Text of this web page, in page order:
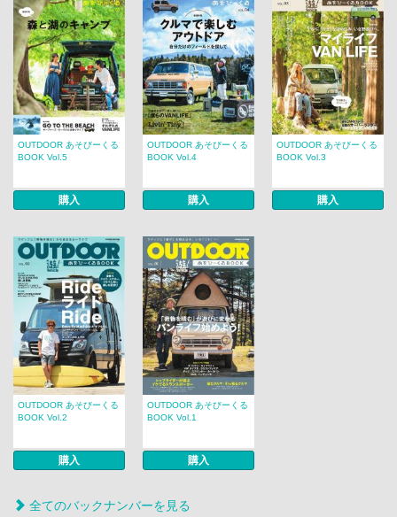
OUTDOOR あそびーくる
BOOK Vol.5
購入
OUTDOOR あそびーくる
BOOK Vol.4
購入
OUTDOOR あそびーくる
BOOK Vol.3
購入
OUTDOOR あそびーくる
BOOK Vol.2
購入
OUTDOOR あそびーくる
BOOK Vol.1
購入
全てのバックナンバーを見る